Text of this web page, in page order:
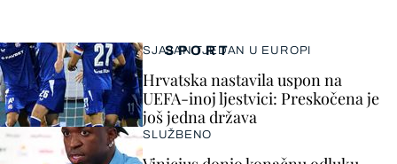
SPORT
SJAJAN TJEDAN U EUROPI
Hrvatska nastavila uspon na
UEFA-inoj ljestvici: Preskočena je
još jedna država
SLUŽBENO